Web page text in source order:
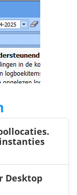
Desktop